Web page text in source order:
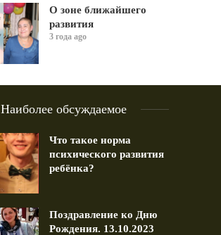
О зоне ближайшего
развития
3 года ago
Наиболее обсуждаемое
Что такое норма
психического развития
ребёнка?
Поздравление ко Дню
Рождения. 13.10.2023